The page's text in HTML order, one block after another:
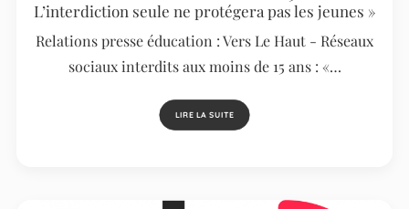
L’interdiction seule ne protégera pas les jeunes »
Relations presse éducation : Vers Le Haut - Réseaux
sociaux interdits aux moins de 15 ans : «…
LIRE LA SUITE